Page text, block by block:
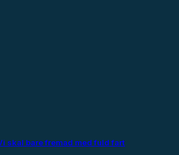
skal bare fremad med fuld fart